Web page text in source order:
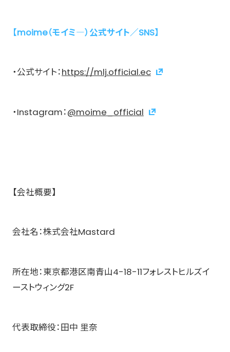
【moime（モイミ―）公式サイト／SNS】
・公式サイト：https://mlj.official.ec
・Instagram：@moime_official
【会社概要】
会社名：株式会社Mastard
所在地：東京都港区南青山4-18-11フォレストヒルズイ
ーストウィング2F
代表取締役：田中 里奈